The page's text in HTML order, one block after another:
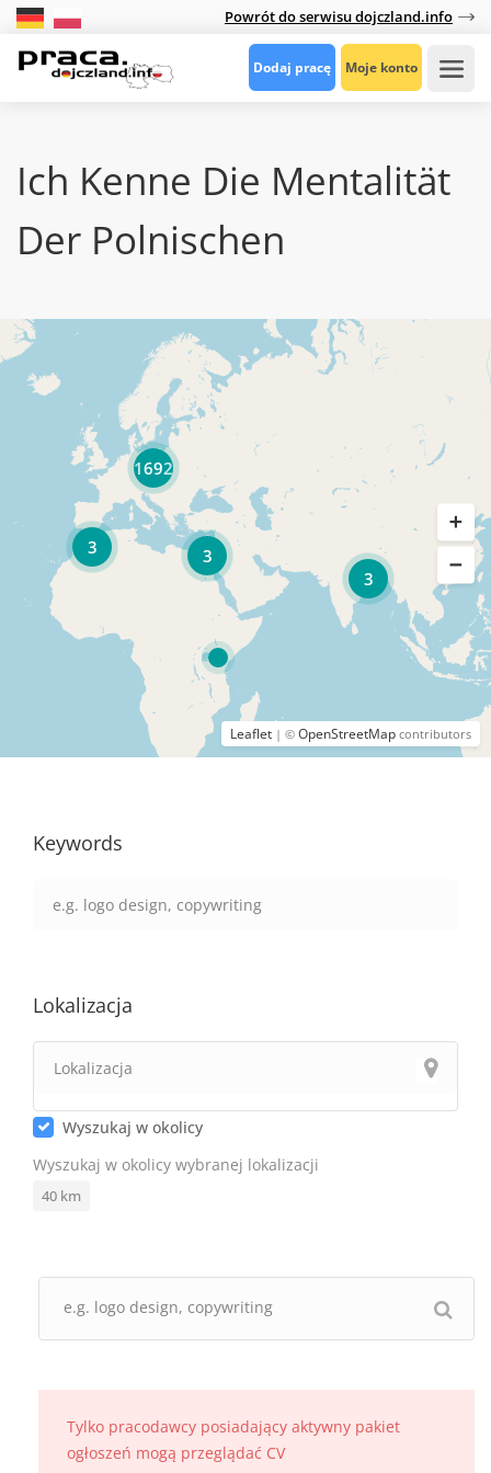
Powrót do serwisu dojczland.info
Dodaj pracę Moje konto
Ich Kenne Die Mentalität
Der Polnischen
3
3
3
1692
Leaflet | © OpenStreetMap contributors
Keywords
Lokalizacja
Wyszukaj w okolicy
Wyszukaj w okolicy wybranej lokalizacji
40 km
Tylko pracodawcy posiadający aktywny pakiet
ogłoszeń mogą przeglądać CV